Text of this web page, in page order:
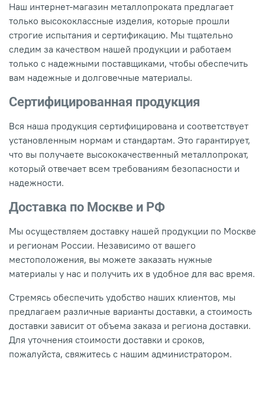
Наш интернет-магазин металлопроката предлагает
только высококлассные изделия, которые прошли
строгие испытания и сертификацию. Мы тщательно
следим за качеством нашей продукции и работаем
только с надежными поставщиками, чтобы обеспечить
вам надежные и долговечные материалы.
Сертифицированная продукция
Вся наша продукция сертифицирована и соответствует
установленным нормам и стандартам. Это гарантирует,
что вы получаете высококачественный металлопрокат,
который отвечает всем требованиям безопасности и
надежности.
Доставка по Москве и РФ
Мы осуществляем доставку нашей продукции по Москве
и регионам России. Независимо от вашего
местоположения, вы можете заказать нужные
материалы у нас и получить их в удобное для вас время.
Стремясь обеспечить удобство наших клиентов, мы
предлагаем различные варианты доставки, а стоимость
доставки зависит от объема заказа и региона доставки.
Для уточнения стоимости доставки и сроков,
пожалуйста, свяжитесь с нашим администратором.